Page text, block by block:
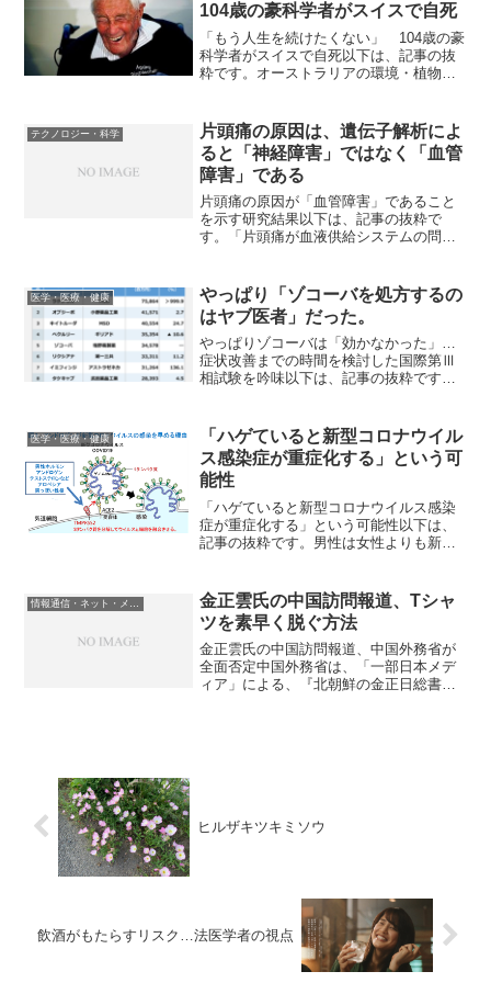
104歳の豪科学者がスイスで自死
「もう人生を続けたくない」 104歳の豪
科学者がスイスで自死以下は、記事の抜
粋です。オーストラリアの環境・植物学
絶った。自死支援団体エグジット・イン
ターナショナル...
テクノロジー・科学
片頭痛の原因は、遺伝子解析によ
ると「神経障害」ではなく「血管
障害」である
片頭痛の原因が「血管障害」であること
を示す研究結果以下は、記事の抜粋で
す。「片頭痛が血液供給システムの問題
されました。研究は、3万5000件を超える
片頭痛の事例と、22...
医学・医療・健康
やっぱり「ゾコーバを処方するの
はヤブ医者」だった。
やっぱりゾコーバは「効かなかった」…
症状改善までの時間を検討した国際第Ⅲ
相試験を吟味以下は、記事の抜粋です。
エンシトレルビル）について、レセプト
データを用いたビッグデー...
医学・医療・健康
「ハゲていると新型コロナウイル
ス感染症が重症化する」という可
能性
「ハゲていると新型コロナウイルス感染
症が重症化する」という可能性以下は、
記事の抜粋です。男性は女性よりも新型
していますが、そんな男性の中でもハゲ
ている人は特に...
金正雲氏の中国訪問報道、Tシャ
ツを素早く脱ぐ方法
金正雲氏の中国訪問報道、中国外務省が
全面否定中国外務省は、「一部日本メデ
ィア」による、『北朝鮮の金正日総書記
ヒルザキツキミソウ
飲酒がもたらすリスク…法医学者の視点